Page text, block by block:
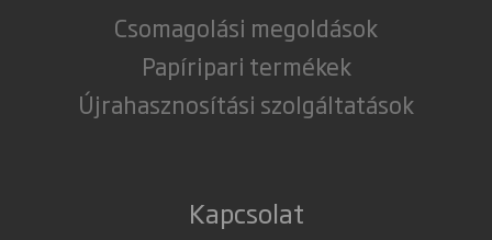
Csomagolási megoldások
Papíripari termékek
Újrahasznosítási szolgáltatások
Kapcsolat